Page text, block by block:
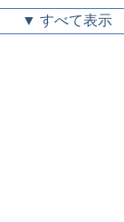
▼ すべて表示